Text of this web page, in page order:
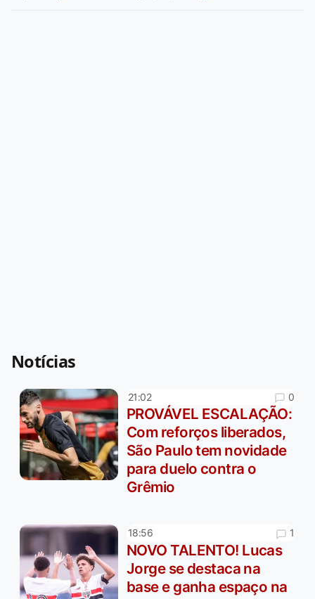
Notícias
21:02 0
PROVÁVEL ESCALAÇÃO:
Com reforços liberados,
São Paulo tem novidade
para duelo contra o
Grêmio
18:56 1
NOVO TALENTO! Lucas
Jorge se destaca na
base e ganha espaço na